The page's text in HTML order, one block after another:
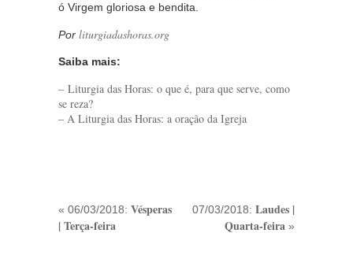
ó Virgem gloriosa e bendita.
Por liturgiadashoras.org
Saiba mais:
– Liturgia das Horas: o que é, para que serve, como
se reza?
– A Liturgia das Horas: a oração da Igreja
« 06/03/2018: Vésperas
| Terça-feira
07/03/2018: Laudes |
Quarta-feira »